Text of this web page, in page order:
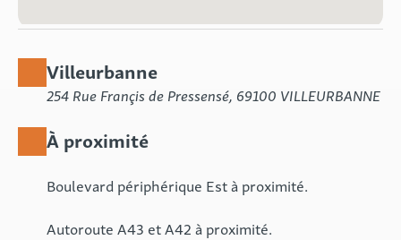
Villeurbanne
254 Rue Françis de Pressensé, 69100 VILLEURBANNE
À proximité
Boulevard périphérique Est à proximité.
Autoroute A43 et A42 à proximité.